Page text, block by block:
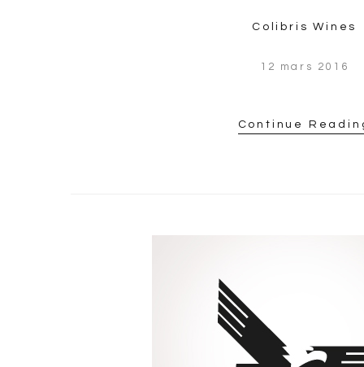
Colibris Wines
12 mars 2016
Continue